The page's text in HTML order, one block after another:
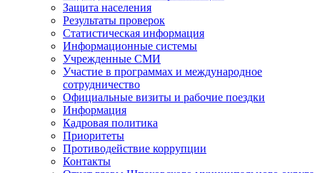
Защита населения
Результаты проверок
Статистическая информация
Информационные системы
Учрежденные СМИ
Участие в программах и международное
сотрудничество
Официальные визиты и рабочие поездки
Информация
Кадровая политика
Приоритеты
Противодействие коррупции
Контакты